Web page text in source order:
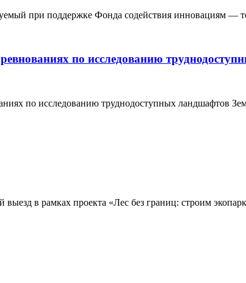
при поддержке Фонда содействия инновациям —
по исследованию
по исследованию труднодоступных
в рамках проекта «Лес без границ: строим